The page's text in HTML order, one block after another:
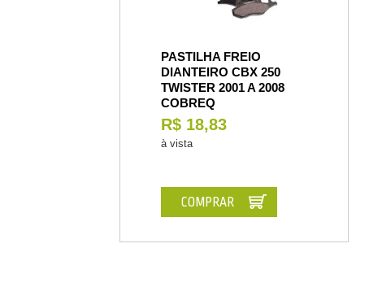
PASTILHA FREIO
DIANTEIRO CBX 250
TWISTER 2001 A 2008
COBREQ
R$ 18,83
à vista
COMPRAR